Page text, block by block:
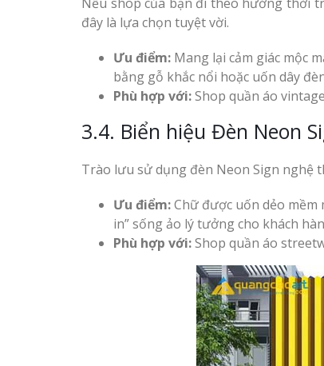
đây là lựa chọn tuyệt vời.
Ưu điểm: Mang lại cảm giác mộc
bằng gỗ khắc nổi hoặc uốn dây
Phù hợp với:Shop quần áo
3.4. Biển hiệu Đèn Neon
Trào lưu sử dụng đèn Neon Sign nghệ
Ưu điểm:Chữ được uốn dẻo mềm
in” sống ảo lý tưởng cho khách
Phù hợp với:Shop quần áo